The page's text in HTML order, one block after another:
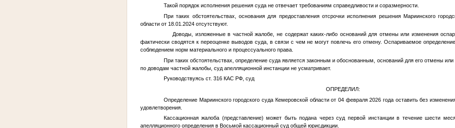
Такой порядок исполнения решения суда не отвечает требованиям справедливости и соразмерности.
При таких обстоятельствах, основания для предоставления отсрочки исполнения решения Мариинского
области от 18.01.2024 отсутствуют.
Доводы, изложенные в частной жалобе, не содержат каких-либо оснований для отмены или изменения
фактически сводятся к переоценке выводов суда, в связи с чем не могут повлечь его отмену. Оспариваемое
соблюдением норм материального и процессуального права.
При таких обстоятельствах, определение суда является законным и обоснованным, оснований для его отмены
по доводам частной жалобы, суд апелляционной инстанции не усматривает.
Руководствуясь ст. 316 КАС РФ, суд
ОПРЕДЕЛИЛ:
Определение Мариинского городского суда Кемеровской области от 04 февраля 2026 года оставить без
удовлетворения.
Кассационная жалоба (представление) может быть подана через суд первой инстанции в течение шести
апелляционного определения в Восьмой кассационный суд общей юрисдикции.